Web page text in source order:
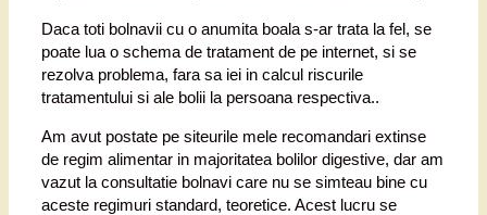
Daca toti bolnavii cu o anumita boala s-ar trata la fel, se
poate lua o schema de tratament de pe internet, si se
rezolva problema, fara sa iei in calcul riscurile
tratamentului si ale bolii la persoana respectiva..
Am avut postate pe siteurile mele recomandari extinse
de regim alimentar in majoritatea bolilor digestive, dar am
vazut la consultatie bolnavi care nu se simteau bine cu
aceste regimuri standard, teoretice. Acest lucru se